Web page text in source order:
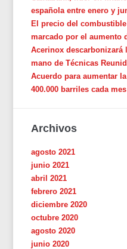
española entre enero y
El precio del
marcado por el aumento
Acerinox descarbonizará
mano de Técnicas
Acuerdo para aumentar
400.000 barriles cada mes
Archivos
agosto 2021
junio 2021
abril 2021
febrero 2021
diciembre 2020
octubre 2020
agosto 2020
junio 2020